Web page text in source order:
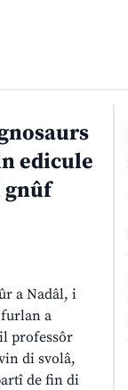
edicule
gnûf
a Nadâl, i
a
professôr
di svolâ,
de fin di